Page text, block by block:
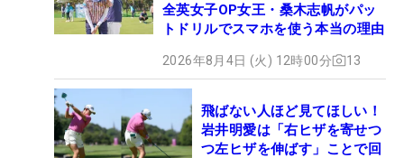
全英女子OP女王・桑木志帆がパッ
トドリルでスマホを使う本当の理由
2026年8月4日 (火) 12時00分 13
飛ばない人ほど見てほしい！
岩井明愛は「右ヒザを寄せつ
つ左ヒザを伸ばす」ことで回